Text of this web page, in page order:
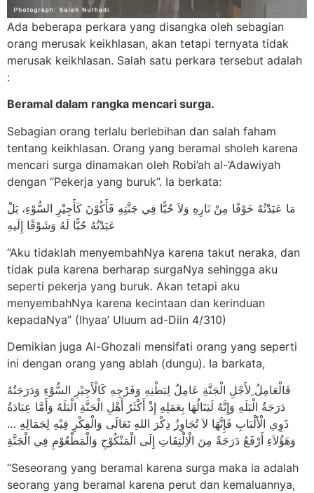
Ada beberapa perkara yang disangka oleh sebagian
orang merusak keikhlasan, akan tetapi ternyata tidak
merusak keikhlasan. Salah satu perkara tersebut adalah
:
Beramal dalam rangka mencari surga.
Sebagian orang terlalu berlebihan dan salah faham
tentang keikhlasan. Orang yang beramal sholeh karena
mencari surga dinamakan oleh Robi’ah al-’Adawiyah
dengan “Pekerja yang buruk”. Ia berkata:
مَا عَبَدْتُهُ خَوْفًا مِنْ نَارِهِ وَلاَ حُبًّا فِي جَنَّتِهِ فَأَكُوْنَ كَأَجِيْرِ السُّوْءِ، بَلْ
عَبَدْتُهُ حُبًّا لَهُ وَشَوْقًا إِلَيهِ
“Aku tidaklah menyembahNya karena takut neraka, dan
tidak pula karena berharap surgaNya sehingga aku
seperti pekerja yang buruk. Akan tetapi aku
menyembahNya karena kecintaan dan kerinduan
kepadaNya” (Ihyaa’ Uluum ad-Diin 4/310)
Demikian juga Al-Ghozali mensifati orang yang seperti
ini dengan orang yang ablah (dungu). Ia barkata,
فَالْعَامِلُ ِلأَجْلِ الْجَنَّةِ عَامِلٌ لِبَطْنِهِ وَفَرْجِهِ كَالْأَجِيْرِ السُّوْءِ وَدَرَجَتُهُ
دَرَجَةُ الْبَلَهِ وَإِنَّهُ لَيَنَالُهَا بِعَمَلِهِ إِذْ أَكْثَرُ أَهْلِ الْجَنَّةِ الْبَلَهُ وَأَمَّا عِبَادَةُ
ذَوِي الْأَلْبَابِ فَإِنَّهَا لاَ تُجَاوِزُ ذِكْرَ اللهِ تَعَالَى وَالْفِكْرِ فِيْهِ لِجَمَالِهِ …
وَهَؤُلاَءِ أَرْفَعُ دَرَجَةً مِنَ الْاِلْتِفَاتِ إِلَى الْمَنْكُوْحِ وَالْمَطْعُوْمِ فِي الْجَنَّةِ
“Seseorang yang beramal karena surga maka ia adalah
seorang yang beramal karena perut dan kemaluannya,